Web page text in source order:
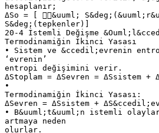
hesaplanır;
ΔSo = [ &uuml;
S&deg;(tepkenler)]
20-4 İstemli Değişme
Termodinamiğin İkinci Yasası
• Sistem ve &ccedil;evrenin
‘evrenin’
entropi değişimini verir.
ΔStoplam = ΔSevren = ΔSsistem +
•
Termodinamiğin İkinci Yasası:
ΔSevren = ΔSsistem +
• B&uuml;t&uuml;n istemli
artmaya neden
olurlar.